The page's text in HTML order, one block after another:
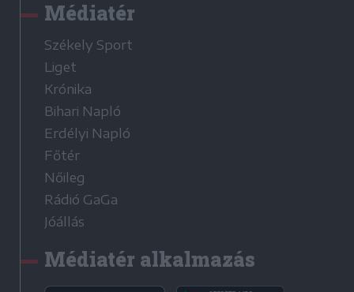
Médiatér
Székely Sport
Liget
Krónika
Bihari Napló
Erdélyi Napló
Főtér
Nőileg
Rádió GaGa
Jóállás
Médiatér alkalmazás